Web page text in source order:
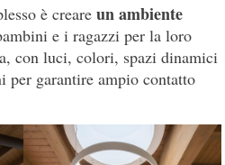
è creareun ambiente
e i ragazzi per la loro
con luci, colori, spazi dinamici
garantire ampio contatto